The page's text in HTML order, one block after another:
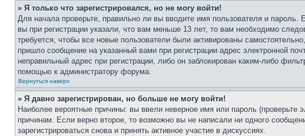
» Я только что зарегистрировался, но не могу войти!
Для начала проверьте, правильно ли вы вводите имя пользователя и
вы при регистрации указали, что вам меньше 13 лет, то вам необходимо
требуется, чтобы все новые пользователи были активированы
пришло сообщение на указанный вами при регистрации адрес электронной
неправильный адрес при регистрации, либо он заблокирован каким-либо
помощью к администратору форума.
Вернуться наверх
» Я давно зарегистрирован, но больше не могу войти!
Наиболее вероятные причины: вы ввели неверное имя или пароль
причинам. Если верно второе, то возможно вы не написали ни одного
зарегистрироваться снова и принять активное участие в дискуссиях.